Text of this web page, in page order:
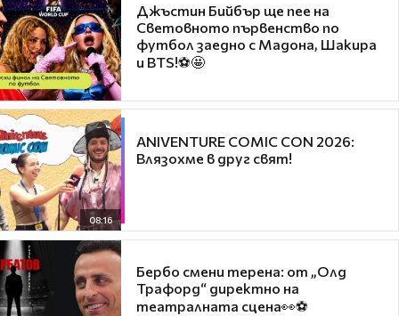
Джъстин Бийбър ще пее на
Световното първенство по
футбол заедно с Мадона, Шакира
и BTS!⚽🤩
08:16
ANIVENTURE COMIC CON 2026:
Влязохме в друг свят!
Бербо смени терена: от „Олд
Трафорд“ директно на
театралната сцена👀⚽